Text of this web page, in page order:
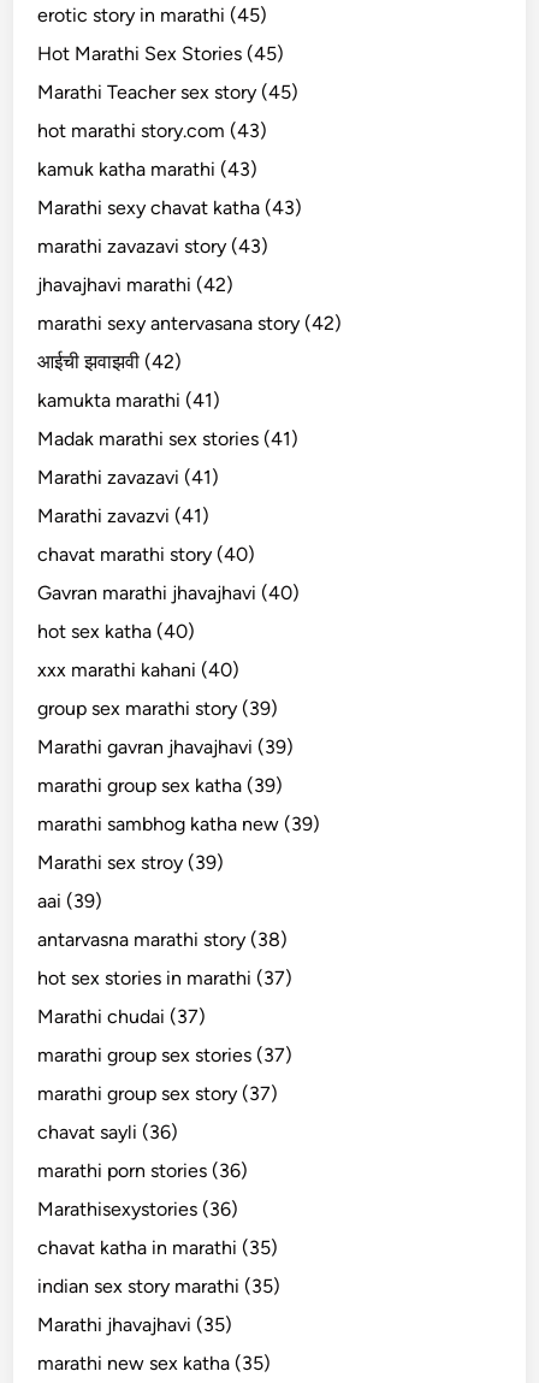
erotic story in marathi (45)
Hot Marathi Sex Stories (45)
Marathi Teacher sex story (45)
hot marathi story.com (43)
kamuk katha marathi (43)
Marathi sexy chavat katha (43)
marathi zavazavi story (43)
jhavajhavi marathi (42)
marathi sexy antervasana story (42)
आईची झवाझवी (42)
kamukta marathi (41)
Madak marathi sex stories (41)
Marathi zavazavi (41)
Marathi zavazvi (41)
chavat marathi story (40)
Gavran marathi jhavajhavi (40)
hot sex katha (40)
xxx marathi kahani (40)
group sex marathi story (39)
Marathi gavran jhavajhavi (39)
marathi group sex katha (39)
marathi sambhog katha new (39)
Marathi sex stroy (39)
aai (39)
antarvasna marathi story (38)
hot sex stories in marathi (37)
Marathi chudai (37)
marathi group sex stories (37)
marathi group sex story (37)
chavat sayli (36)
marathi porn stories (36)
Marathisexystories (36)
chavat katha in marathi (35)
indian sex story marathi (35)
Marathi jhavajhavi (35)
marathi new sex katha (35)